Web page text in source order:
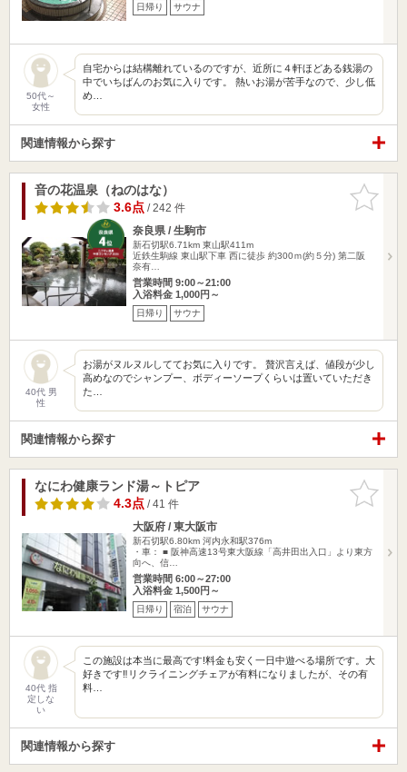
日帰り サウナ
50代～
女性
自宅からは結構離れているのですが、近所に４軒ほどある銭湯の
中でいちばんのお気に入りです。 熱いお湯が苦手なので、少し低
め…
関連情報から探す
お気に入
りに追加
音の花温泉（ねのはな）
3.6点/ 242 件
奈良県 / 生駒市
新石切駅6.71km 東山駅411m
近鉄生駒線 東山駅下車 西に徒歩 約300ｍ(約５分) 第二阪
奈有…
営業時間 9:00～21:00
入浴料金 1,000円～
日帰り サウナ
40代 男
性
お湯がヌルヌルしててお気に入りです。 贅沢言えば、値段が少し
高めなのでシャンプー、ボディーソープくらいは置いていただき
た…
関連情報から探す
お気に入
りに追加
なにわ健康ランド湯～トピア
4.3点/ 41 件
大阪府 / 東大阪市
新石切駅6.80km 河内永和駅376m
・車： ■ 阪神高速13号東大阪線「高井田出入口」より東方
向へ、信…
営業時間 6:00～27:00
入浴料金 1,500円～
日帰り 宿泊 サウナ
40代 指
定しな
い
この施設は本当に最高です!料金も安く一日中遊べる場所です。大
好きです‼︎リクライニングチェアが有料になりましたが、その有
料…
関連情報から探す